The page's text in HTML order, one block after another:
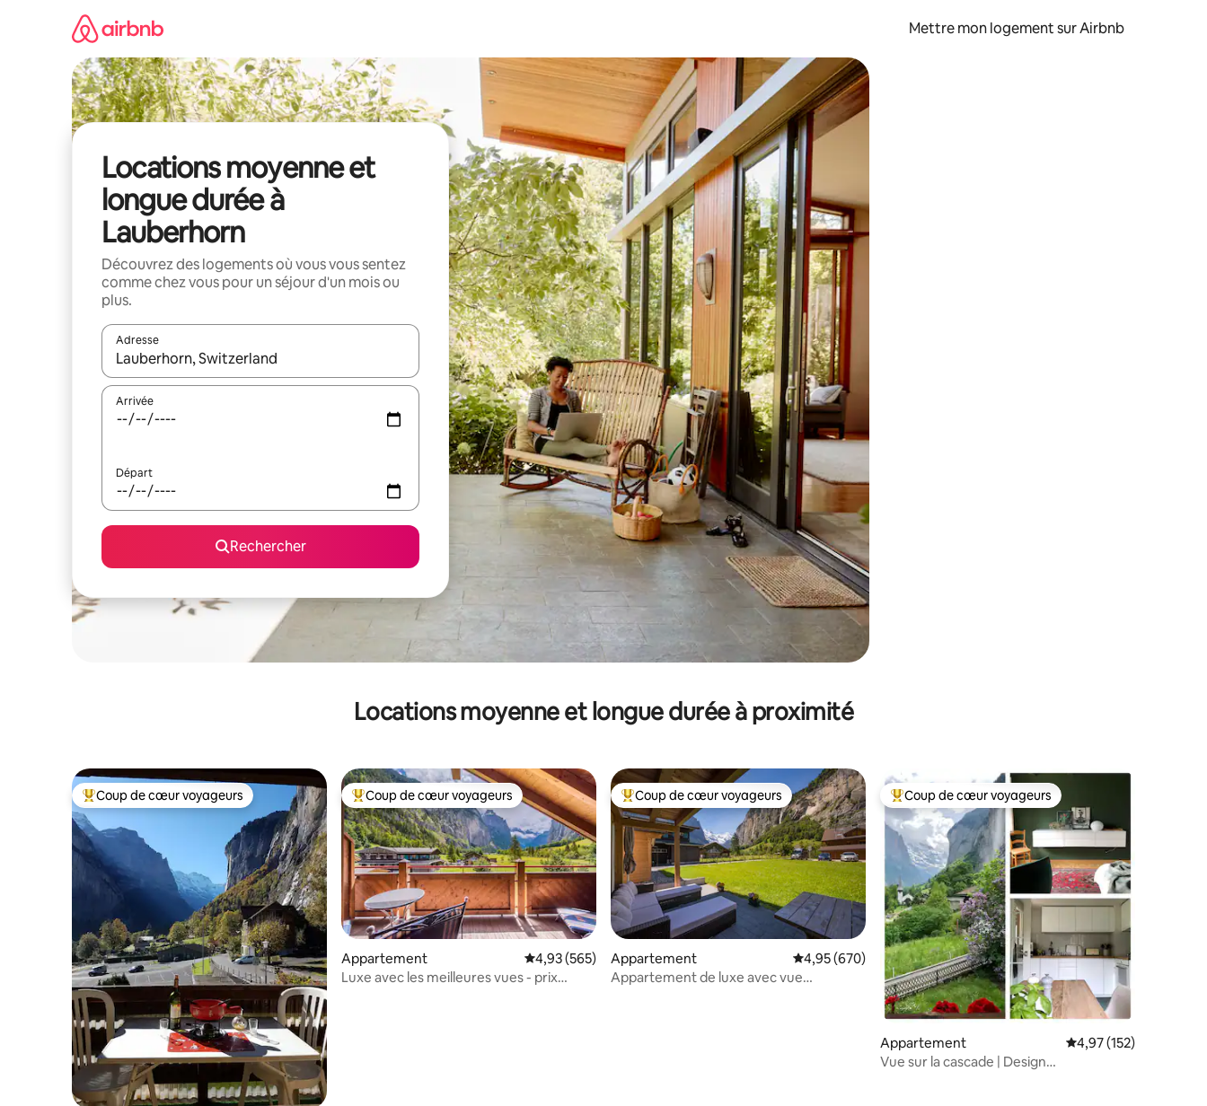
Mettre mon logement sur Airbnb
Locations moyenne et
longue durée à
Lauberhorn
Découvrez des logements où vous vous sentez
comme chez vous pour un séjour d'un mois ou
plus.
Adresse
Lorsque les résultats s'affichent, utilisez les flèches vers le haut et vers le bas pour les parcourir ou en appuyant et en faisant glisser.
Arrivée
Départ
Rechercher
Locations moyenne et longue durée à proximité
Coups de cœur voyageurs les plus appréciés
Coup de cœur voyageurs Coups de cœur voyageurs les plus appréciés
Coup de cœur voyageurs
Appartement Évaluation moyenne sur la base de 565 commentaires : 4,93 sur 5
4,93 (565)
Luxe avec les meilleures vues - prix
Coups de cœur voyageurs les plus appréciés
Coup de cœur voyageurs
Appartement Évaluation moyenne sur la base de 670 commentaires : 4,95 sur 5
4,95 (670)
Appartement de luxe avec vue
Coups de cœur voyageurs les plus appréciés
Coup de cœur voyageurs
Appartement Évaluation moyenne
4,97 (152)
Vue sur la cascade | Design